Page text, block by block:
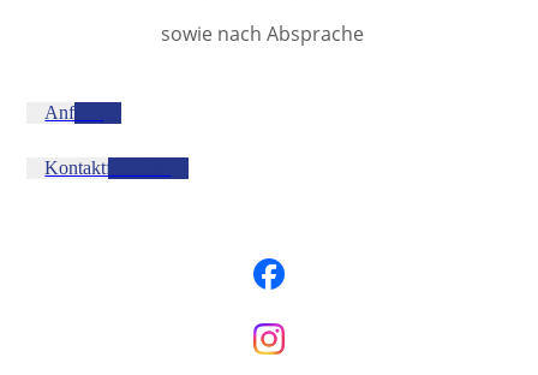
sowie nach Absprache
Anfahrt
Kontaktformular